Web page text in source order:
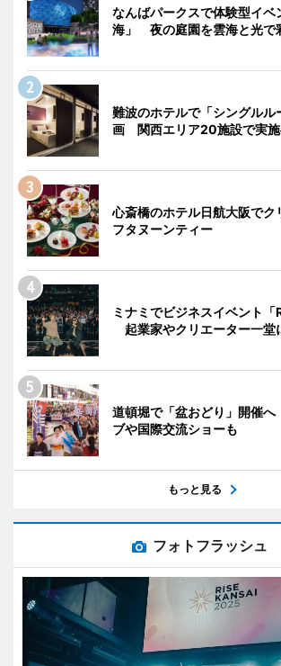
なんばパークスで体験型イベ
海」 夜の庭園を雲海と光で
難波のホテルで「シングルル
画 関西エリア20施設で実
心斎橋のホテル日航大阪でク
フタヌーンティー
ミナミでビジネスイベント「
起業家やクリエーター一堂
道頓堀で「盆おどり」開催
ブや国際交流ショーも
もっと見る
フォトフラッシュ